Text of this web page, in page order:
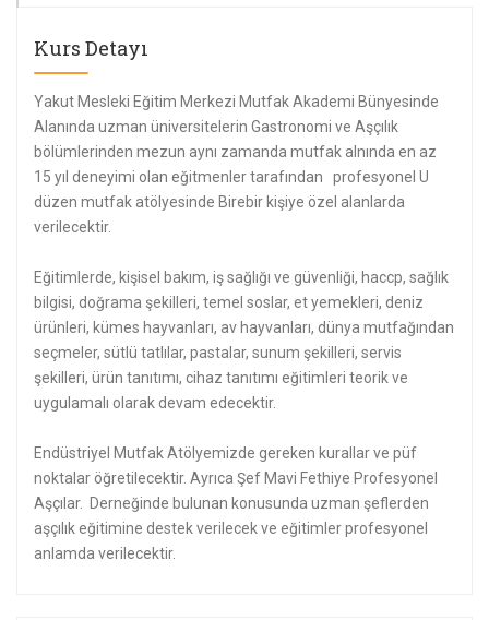
Kurs Detayı
Yakut Mesleki Eğitim Merkezi Mutfak Akademi Bünyesinde
Alanında uzman üniversitelerin Gastronomi ve Aşçılık
bölümlerinden mezun aynı zamanda mutfak alnında en az
15 yıl deneyimi olan eğitmenler tarafından profesyonel U
düzen mutfak atölyesinde Birebir kişiye özel alanlarda
verilecektir.
Eğitimlerde, kişisel bakım, iş sağlığı ve güvenliği, haccp, sağlık
bilgisi, doğrama şekilleri, temel soslar, et yemekleri, deniz
ürünleri, kümes hayvanları, av hayvanları, dünya mutfağından
seçmeler, sütlü tatlılar, pastalar, sunum şekilleri, servis
şekilleri, ürün tanıtımı, cihaz tanıtımı eğitimleri teorik ve
uygulamalı olarak devam edecektir.
Endüstriyel Mutfak Atölyemizde gereken kurallar ve püf
noktalar öğretilecektir. Ayrıca Şef Mavi Fethiye Profesyonel
Aşçılar. Derneğinde bulunan konusunda uzman şeflerden
aşçılık eğitimine destek verilecek ve eğitimler profesyonel
anlamda verilecektir.